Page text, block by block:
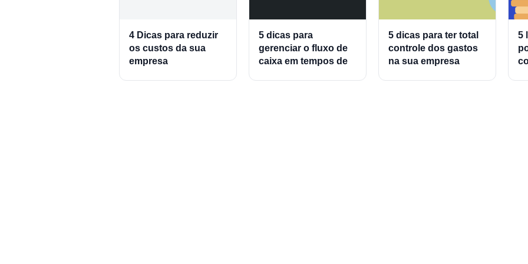
4 Dicas para reduzir
os custos da sua
empresa
5 dicas para
gerenciar o fluxo de
caixa em tempos de
5 dicas para ter total
controle dos gastos
na sua empresa
5